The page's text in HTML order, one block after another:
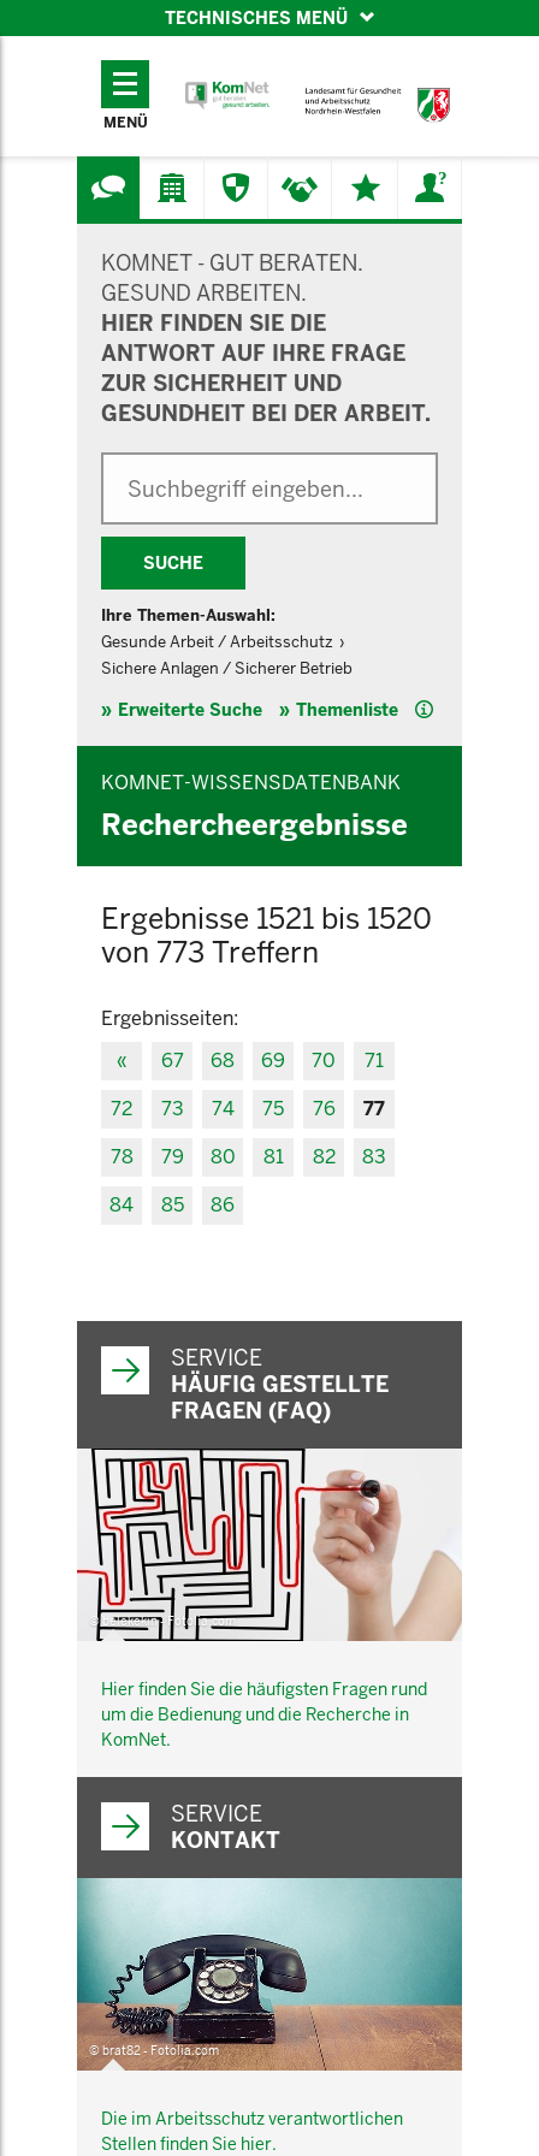
TECHNISCHES MENÜ
TECHNISCHES
MENÜ
KOMNET - GUT BERATEN.
GESUND ARBEITEN.
HIER FINDEN SIE DIE
ANTWORT AUF IHRE FRAGE
ZUR SICHERHEIT UND
GESUNDHEIT BEI DER ARBEIT.
SUCHE
Ihre Themen-Auswahl:
Gesunde Arbeit / Arbeitsschutz
Sichere Anlagen / Sicherer Betrieb
Erweiterte Suche Themenliste Hilfe
KOMNET-WISSENSDATENBANK
Rechercheergebnisse
Ergebnisse 1521 bis 1520
von 773 Treffern
Ergebnisseiten:
«
67 68 69 70
71
72
73 74 75 76
77
78
79 80 81 82
83
84
85 86
SERVICE
HÄUFIG GESTELLTE
FRAGEN (FAQ)
© belekekin - Fotolia.com
Hier finden Sie die häufigsten Fragen rund
um die Bedienung und die Recherche in
KomNet.
SERVICE
KONTAKT
© brat82 - Fotolia.com
Die im Arbeitsschutz verantwortlichen
Stellen finden Sie hier.